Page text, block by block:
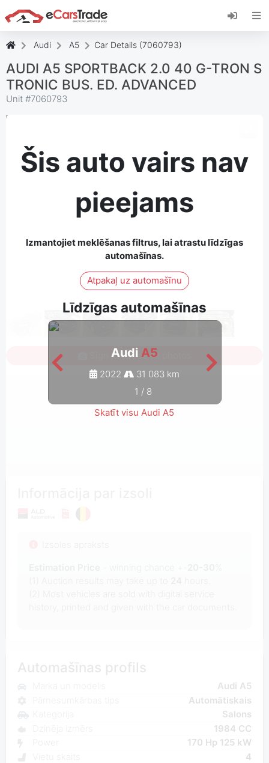
Instalējiet eCarsTrade tīmekļa lietotni,
pievienojiet to savam sākuma ekrānam un
Audi A5 Car Details (7060793)
AUDI A5 SPORTBACK 2.0 40 G-TRON S
TRONIC BUS. ED. ADVANCED
Unit #7060793
Šis auto vairs nav
pieejams
Izmantojiet meklēšanas filtrus, lai atrastu līdzīgas
automašīnas.
Atpakaļ uz automašīnu
Līdzīgas automašīnas
Audi A5
2022
31 083 km
1 / 8
Skatīt visu Audi A5
Sign in to see all photos
Audi A5
Automātiskais
Salons
1984 CC
170 Hp 125 kW
4